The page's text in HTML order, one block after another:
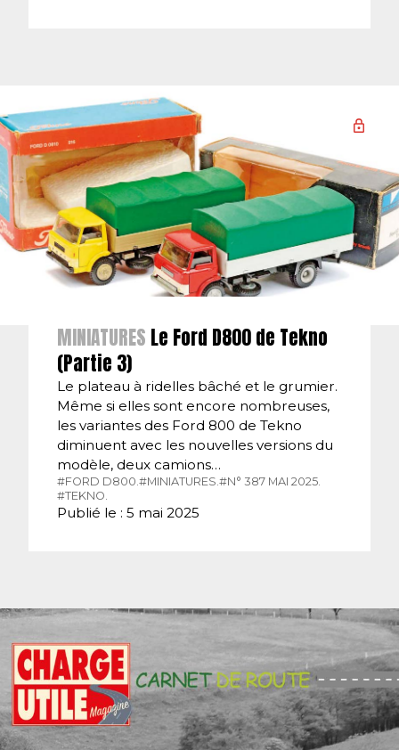
MINIATURES Le Ford D800 de Tekno
(Partie 3)
Le plateau à ridelles bâché et le grumier.
Même si elles sont encore nombreuses,
les variantes des Ford 800 de Tekno
diminuent avec les nouvelles versions du
modèle, deux camions…
#FORD D800.#MINIATURES.#N° 387 MAI 2025.
#TEKNO.
Publié le : 5 mai 2025